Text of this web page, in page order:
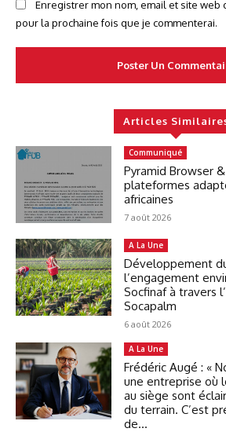
Enregistrer mon nom, email et site web
pour la prochaine fois que je commenterai.
Articles
Communiqué
Pyramid Browser
plateformes
africaines
7 août 2026
A La Une
Développement
l’engagement
Socfinaf à travers
Socapalm
6 août 2026
A La Une
Frédéric Augé : «
une entreprise où
au siège sont
du terrain. C’est
de...